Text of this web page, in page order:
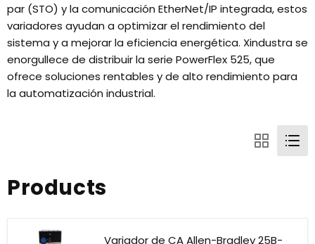
par (STO) y la comunicación EtherNet/IP integrada, estos
variadores ayudan a optimizar el rendimiento del
sistema y a mejorar la eficiencia energética. Xindustra se
enorgullece de distribuir la serie PowerFlex 525, que
ofrece soluciones rentables y de alto rendimiento para
la automatización industrial.
Products
Variador de CA Allen-Bradley 25B-